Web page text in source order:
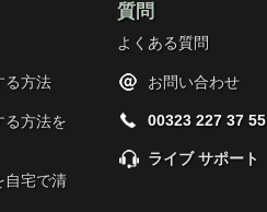
る方法
る方法を
自宅で清
質問
よくある質問
お問い合わせ
00323 227 37 55
ライブ サポート